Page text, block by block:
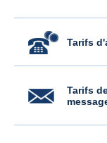
Tarifs
Tarifs